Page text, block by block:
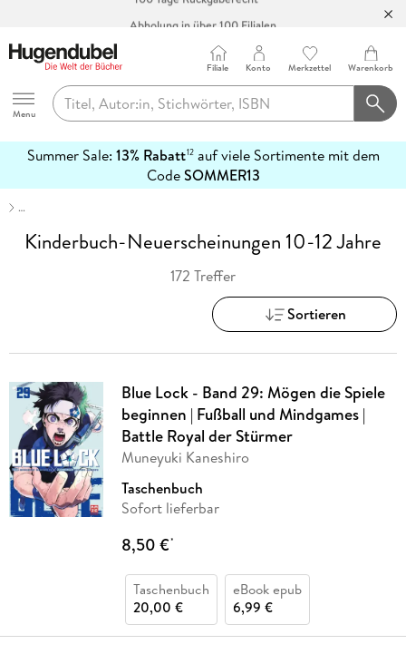
Hugendubel
Menu
Filiale Konto Merkzettel Warenkorb
Summer Sale: 13% Rabatt12auf viele Sortimente mit dem
CodeSOMMER13
erfahren
…
Kinderbuch-Neuerscheinungen 10-12 Jahre
172 Treffer
Sortieren
Blue Lock - Band 29: Mögen die Spiele
beginnen | Fußball und Mindgames |
Battle Royal der Stürmer
Muneyuki Kaneshiro
Taschenbuch
Sofort lieferbar
8,50 €*
Taschenbuch
20,00 €
eBook epub
6,99 €